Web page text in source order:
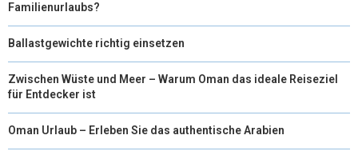
Familienurlaubs?
Ballastgewichte richtig einsetzen
Zwischen Wüste und Meer – Warum Oman das ideale Reiseziel
für Entdecker ist
Oman Urlaub – Erleben Sie das authentische Arabien